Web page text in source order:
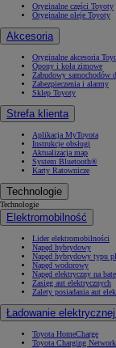
Oryginalne części Toyoty
Oryginalne oleje Toyoty
Akcesoria
Oryginalne akcesoria
Opony i koła zimowe
Zabudowy samochodów
Zabezpieczenia i alarmy
Sklep Toyoty
Strefa klienta
Aplikacja MyToyota
Instrukcje obsługi
Aktualizacja map
System Bluetooth®
Karty Ratownicze
Technologie
Technologie
Elektromobilność
Lider elektromobilności
Napęd hybrydowy
Napęd hybrydowy typu
Napęd wodorowy
Napęd elektryczny na
Zasięg aut elektrycznych
Zalety posiadania aut
Ładowanie
Toyota HomeCharge
Toyota Charging Network